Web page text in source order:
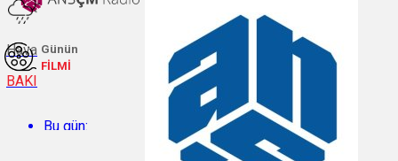
Hava
BAKI
Bu gün:
Günün
FİLMİ